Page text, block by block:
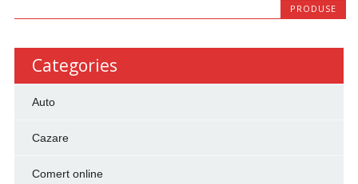
PRODUSE
Categories
Auto
Cazare
Comert online